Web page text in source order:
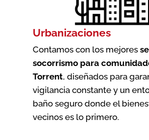
Urbanizaciones
Contamos con los mejores
socorrismo para
Torrent, diseñados para
vigilancia constante y un
baño seguro donde el
vecinos es lo primero.